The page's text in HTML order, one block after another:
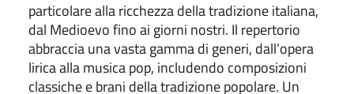
particolare alla ricchezza della tradizione italiana,
dal Medioevo fino ai giorni nostri. Il repertorio
abbraccia una vasta gamma di generi, dall’opera
lirica alla musica pop, includendo composizioni
classiche e brani della tradizione popolare. Un